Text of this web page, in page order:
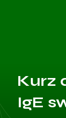
Kurz
IgE